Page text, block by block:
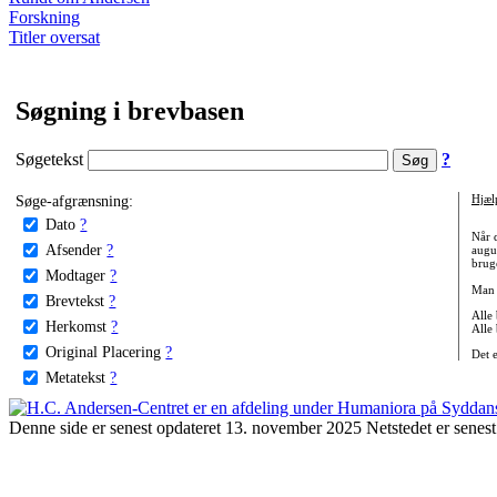
Forskning
Titler oversat
Søgning i brevbasen
Søgetekst ?
Søge-afgrænsning:
Dato ?
Afsender ?
Modtager ?
Brevtekst ?
Herkomst ?
Original Placering ?
Metatekst ?
Når
Man
Alle
Alle
Det
Denne side er senest opdateret 13. november 2025 Netstedet er